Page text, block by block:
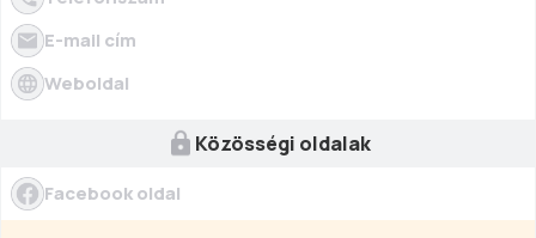
E-mail cím
Weboldal
Közösségi oldalak
Facebook oldal